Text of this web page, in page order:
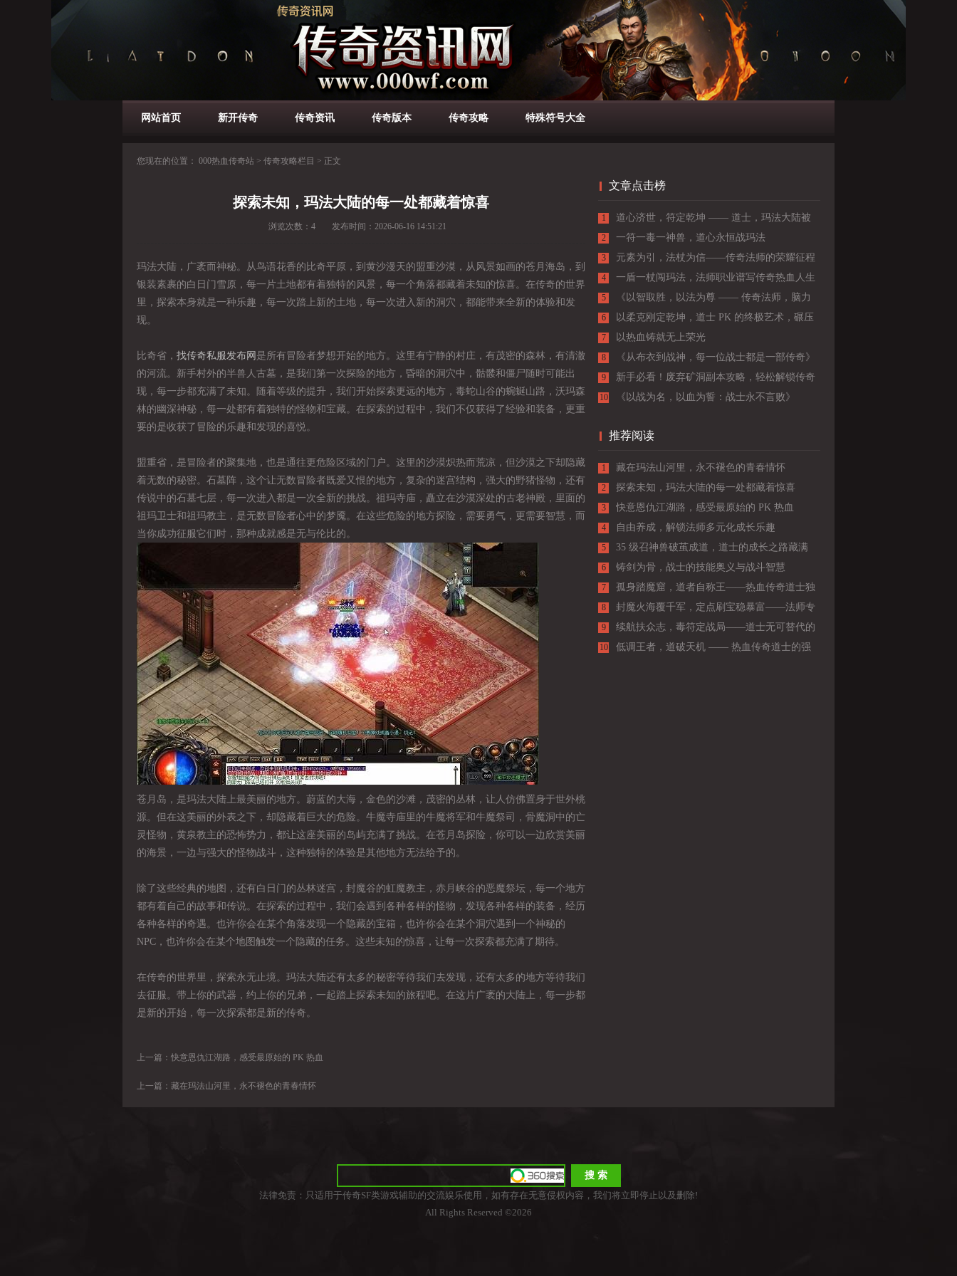
网站首页 新开传奇 传奇资讯 传奇版本 传奇攻略 特殊符号大全
您现在的位置： 000热血传奇站 > 传奇攻略栏目 > 正文
探索未知，玛法大陆的每一处都藏着惊喜
浏览次数： 4 发布时间： 2026-06-16 14:51:21
玛法大陆，广袤而神秘。从鸟语花香的比奇平原，到黄沙漫天的盟重沙漠，从风景如画的苍月海岛，到
银装素裹的白日门雪原，每一片土地都有着独特的风景，每一个角落都藏着未知的惊喜。在传奇的世界
里，探索本身就是一种乐趣，每一次踏上新的土地，每一次进入新的洞穴，都能带来全新的体验和发
现。
比奇省， 找传奇私服发布网 是所有冒险者梦想开始的地方。这里有宁静的村庄，有茂密的森林，有清澈
的河流。新手村外的半兽人古墓，是我们第一次探险的地方，昏暗的洞穴中，骷髅和僵尸随时可能出
现，每一步都充满了未知。随着等级的提升，我们开始探索更远的地方，毒蛇山谷的蜿蜒山路，沃玛森
林的幽深神秘，每一处都有着独特的怪物和宝藏。在探索的过程中，我们不仅获得了经验和装备，更重
要的是收获了冒险的乐趣和发现的喜悦。
盟重省，是冒险者的聚集地，也是通往更危险区域的门户。这里的沙漠炽热而荒凉，但沙漠之下却隐藏
着无数的秘密。石墓阵，这个让无数冒险者既爱又恨的地方，复杂的迷宫结构，强大的野猪怪物，还有
传说中的石墓七层，每一次进入都是一次全新的挑战。祖玛寺庙，矗立在沙漠深处的古老神殿，里面的
祖玛卫士和祖玛教主，是无数冒险者心中的梦魇。在这些危险的地方探险，需要勇气，更需要智慧，而
当你成功征服它们时，那种成就感是无与伦比的。
苍月岛，是玛法大陆上最美丽的地方。蔚蓝的大海，金色的沙滩，茂密的丛林，让人仿佛置身于世外桃
源。但在这美丽的外表之下，却隐藏着巨大的危险。牛魔寺庙里的牛魔将军和牛魔祭司，骨魔洞中的亡
灵怪物，黄泉教主的恐怖势力，都让这座美丽的岛屿充满了挑战。在苍月岛探险，你可以一边欣赏美丽
的海景，一边与强大的怪物战斗，这种独特的体验是其他地方无法给予的。
除了这些经典的地图，还有白日门的丛林迷宫，封魔谷的虹魔教主，赤月峡谷的恶魔祭坛，每一个地方
都有着自己的故事和传说。在探索的过程中，我们会遇到各种各样的怪物，发现各种各样的装备，经历
各种各样的奇遇。也许你会在某个角落发现一个隐藏的宝箱，也许你会在某个洞穴遇到一个神秘的
NPC，也许你会在某个地图触发一个隐藏的任务。这些未知的惊喜，让每一次探索都充满了期待。
在传奇的世界里，探索永无止境。玛法大陆还有太多的秘密等待我们去发现，还有太多的地方等待我们
去征服。带上你的武器，约上你的兄弟，一起踏上探索未知的旅程吧。在这片广袤的大陆上，每一步都
是新的开始，每一次探索都是新的传奇。
上一篇： 快意恩仇江湖路，感受最原始的 PK 热血
上一篇： 藏在玛法山河里，永不褪色的青春情怀
文章点击榜
1
道心济世，符定乾坤 —— 道士，玛法大陆被
低估的全能王者
2 一符一毒一神兽，道心永恒战玛法
3 元素为引，法杖为信——传奇法师的荣耀征程
4 一盾一杖闯玛法，法师职业谱写传奇热血人生
5
《以智取胜，以法为尊 —— 传奇法师，脑力
与战力的完美结合》
6
以柔克刚定乾坤，道士 PK 的终极艺术，碾压
战士与法师
7 以热血铸就无上荣光
8 《从布衣到战神，每一位战士都是一部传奇》
9
新手必看！废弃矿洞副本攻略，轻松解锁传奇
入门战力
10 《以战为名，以血为誓：战士永不言败》
推荐阅读
1 藏在玛法山河里，永不褪色的青春情怀
2 探索未知，玛法大陆的每一处都藏着惊喜
3 快意恩仇江湖路，感受最原始的 PK 热血
4 自由养成，解锁法师多元化成长乐趣
5
35 级召神兽破茧成道，道士的成长之路藏满
老玩家青春回忆
6 铸剑为骨，战士的技能奥义与战斗智慧
7
孤身踏魔窟，道者自称王——热血传奇道士独
行秘境志
8
封魔火海覆千军，定点刷宝稳暴富——法师专
属打宝致富之路
9
续航扶众志，毒符定战局——道士无可替代的
团队灵魂价值
10
低调王者，道破天机 —— 热血传奇道士的强
法律免责：只适用于传奇SF类游戏辅助的交流娱乐使用，如有存在无意侵权内容，我们将立即停止以及删除!
All Rights Reserved ©2026